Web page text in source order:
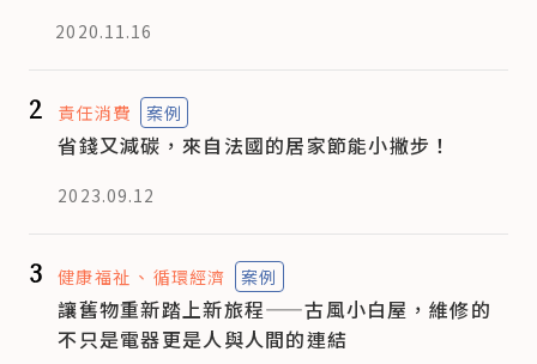
2020.11.16
2 責任消費 案例
省錢又減碳，來自法國的居家節能小撇步！
2023.09.12
3 健康福祉 循環經濟 案例
讓舊物重新踏上新旅程——古風小白屋，維修的
不只是電器更是人與人間的連結